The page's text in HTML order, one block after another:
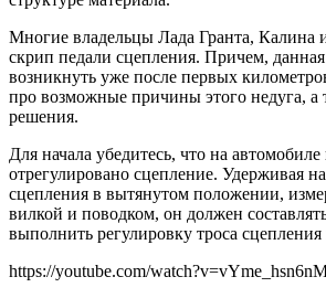
Многие владельцы Лада Гранта, Калина
скрип педали сцепления. Причем,
возникнуть уже после первых
про возможные причины этого недуга, а
решения.
Для начала убедитесь, что на
отрегулировано сцепление. Удерживая
сцепления в вытянутом положении,
вилкой и поводком, он должен
выполнить регулировку троса
https://youtube.com/